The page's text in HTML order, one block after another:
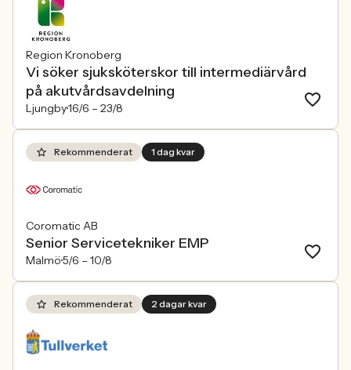
Region Kronoberg
Vi söker sjuksköterskor till intermediärvård
på akutvårdsavdelning
Ljungby16/6 – 23/8
Rekommenderat 1 dag kvar
Coromatic AB
Senior Servicetekniker EMP
Malmö5/6 – 10/8
Rekommenderat 2 dagar kvar